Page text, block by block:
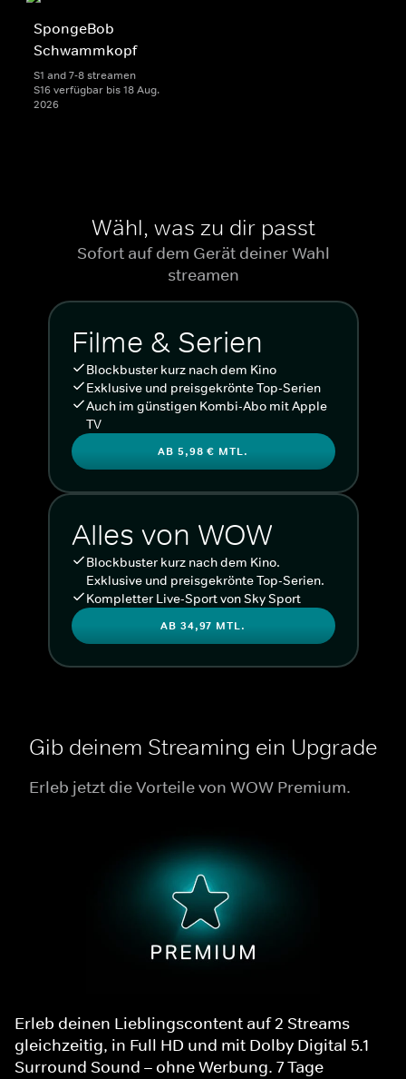
SpongeBob
Schwammkopf
S1 and 7-8 streamen
S16 verfügbar bis 18 Aug.
2026
Wähl, was zu dir passt
Sofort auf dem Gerät deiner Wahl
streamen
Filme & Serien
Blockbuster kurz nach dem Kino
Exklusive und preisgekrönte Top-Serien
Auch im günstigen Kombi-Abo mit Apple
TV
AB 5,98 € MTL.
Alles von WOW
Blockbuster kurz nach dem Kino.
Exklusive und preisgekrönte Top-Serien.
Kompletter Live-Sport von Sky Sport
AB 34,97 MTL.
Gib deinem Streaming ein Upgrade
Erleb jetzt die Vorteile von WOW Premium.
Erleb deinen Lieblingscontent auf 2 Streams
gleichzeitig, in Full HD und mit Dolby Digital 5.1
Surround Sound – ohne Werbung. 7 Tage